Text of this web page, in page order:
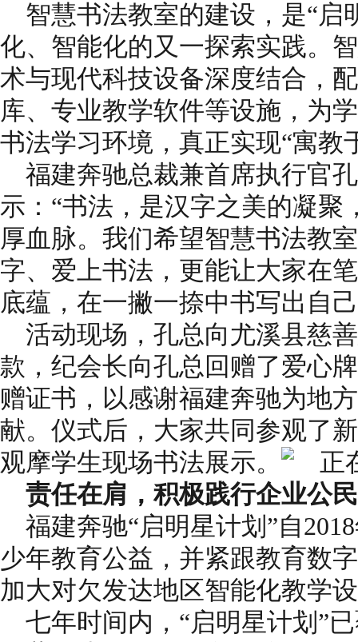
智慧书法教室的建设，是“启
化、智能化的又一探索实践。
术与现代科技设备深度结合，
库、专业教学软件等设施，为
书法学习环境，真正实现“寓教
福建奔驰总裁兼首席执行官
示：“书法，是汉字之美的凝聚
厚血脉。我们希望智慧书法教
字、爱上书法，更能让大家在
底蕴，在一撇一捺中书写出自
活动现场，孔总向尤溪县慈
款，纪会长向孔总回赠了爱心
赠证书，以感谢福建奔驰为地
献。仪式后，大家共同参观了
观摩学生现场书法展示。
责任在肩，积极践行企业公
福建奔驰“启明星计划”自
少年教育公益，并紧跟教育数
加大对欠发达地区智能化教学
七年时间内，“启明星计划”